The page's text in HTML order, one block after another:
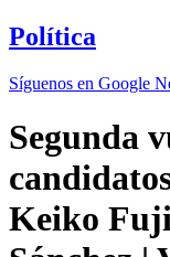
Política
Síguenos en Google
Segunda
Keiko